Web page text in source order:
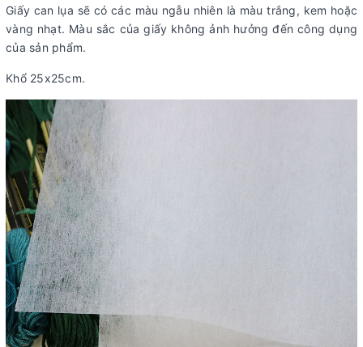
Giấy can lụa sẽ có các màu ngẫu nhiên là màu trắng, kem hoặc
vàng nhạt. Màu sắc của giấy không ảnh hưởng đến công dụng
của sản phẩm.
Khổ 25x25cm.